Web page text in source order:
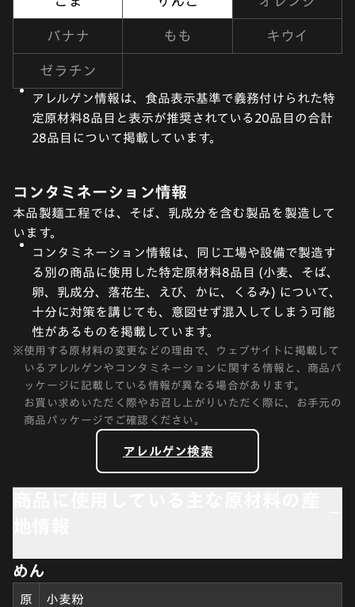
バナナ もも キウイ
ゼラチン
アレルゲン情報は、食品表示基準で義務付けられた特
定原材料8品目と表示が推奨されている20品目の合計
28品目について掲載しています。
コンタミネーション情報
本品製麺工程では、そば、乳成分を含む製品を製造して
います。
コンタミネーション情報は、同じ工場や設備で製造す
る別の商品に使用した特定原材料8品目 (小麦、そば、
卵、乳成分、落花生、えび、かに、くるみ) について、
十分に対策を講じても、意図せず混入してしまう可能
性があるものを掲載しています。
※使用する原材料の変更などの理由で、ウェブサイトに掲載して
いるアレルゲンやコンタミネーションに関する情報と、商品パ
ッケージに記載している情報が異なる場合があります。
お買い求めいただく際やお召し上がりいただく際に、お手元の
商品パッケージでご確認ください。
アレルゲン検索
めん
原
小麦粉